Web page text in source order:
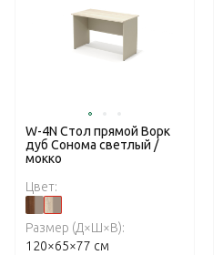
W-4N Стол прямой Ворк
дуб Сонома светлый /
мокко
Цвет:
Размер (Д×Ш×В):
120×65×77 см